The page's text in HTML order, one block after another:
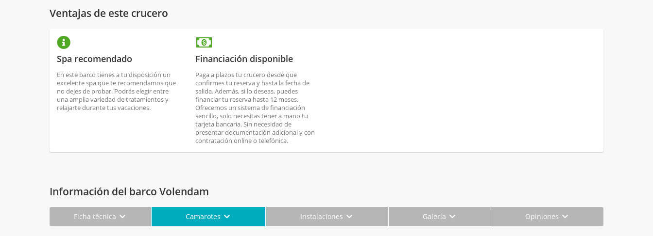
Ventajas de este crucero
Spa recomendado
En este barco tienes a tu disposición un
excelente spa que te recomendamos que
no dejes de probar. Podrás elegir entre
una amplia variedad de tratamientos y
relajarte durante tus vacaciones.
Financiación disponible
Paga a plazos tu crucero desde que
confirmes tu reserva y hasta la fecha de
salida. Además, si lo deseas, puedes
financiar tu reserva hasta 12 meses.
Ofrecemos un sistema de financiación
sencillo, solo necesitas tener a mano tu
tarjeta bancaria. Sin necesidad de
presentar documentación adicional y con
contratación online o telefónica.
Información del barco Volendam
Ficha técnica Camarotes Instalaciones Galería Opiniones